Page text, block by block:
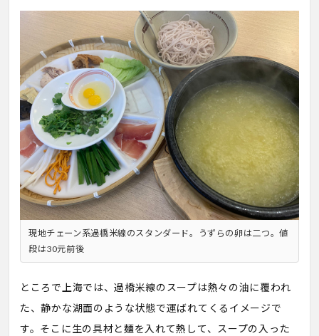
現地チェーン系過橋米線のスタンダード。うずらの卵は二つ。値
段は30元前後
ところで上海では、過橋米線のスープは熱々の油に覆われ
た、静かな湖面のような状態で運ばれてくるイメージで
す。そこに生の具材と麺を入れて熱して、スープの入った